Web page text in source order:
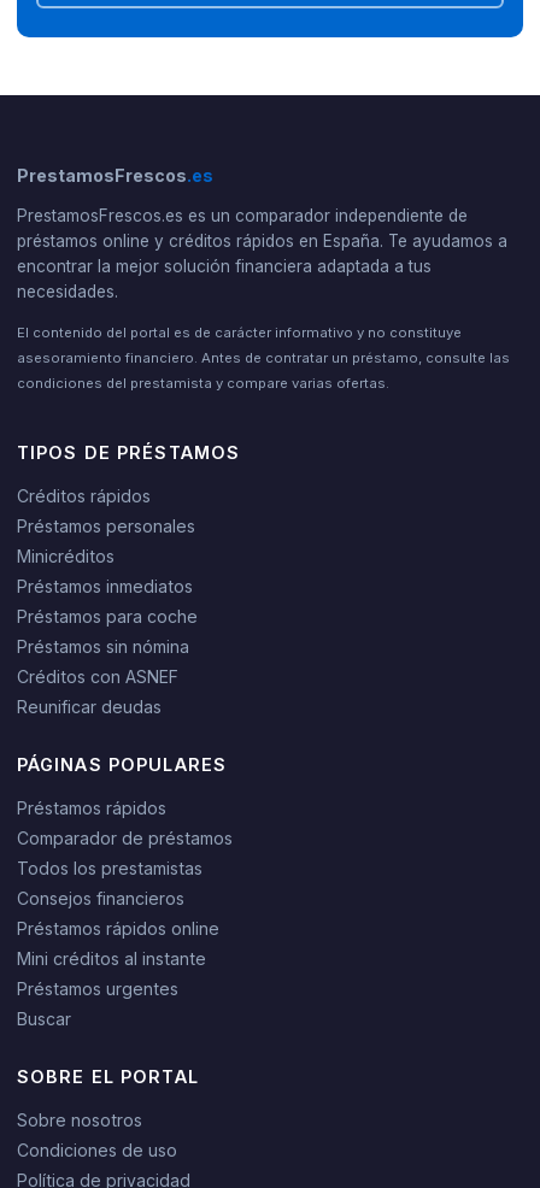
PrestamosFrescos.es
PrestamosFrescos.es es un comparador independiente de
préstamos online y créditos rápidos en España. Te ayudamos a
encontrar la mejor solución financiera adaptada a tus
necesidades.
El contenido del portal es de carácter informativo y no constituye
asesoramiento financiero. Antes de contratar un préstamo, consulte las
condiciones del prestamista y compare varias ofertas.
TIPOS DE PRÉSTAMOS
Créditos rápidos
Préstamos personales
Minicréditos
Préstamos inmediatos
Préstamos para coche
Préstamos sin nómina
Créditos con ASNEF
Reunificar deudas
PÁGINAS POPULARES
Préstamos rápidos
Comparador de préstamos
Todos los prestamistas
Consejos financieros
Préstamos rápidos online
Mini créditos al instante
Préstamos urgentes
Buscar
SOBRE EL PORTAL
Sobre nosotros
Condiciones de uso
Política de privacidad